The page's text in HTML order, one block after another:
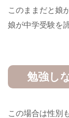
このままだと娘
娘が中学受験を
勉強し
この場合は性別